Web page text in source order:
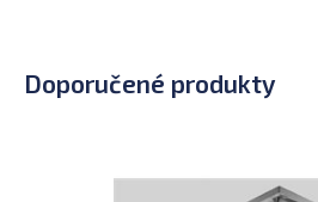
Doporučené produkty